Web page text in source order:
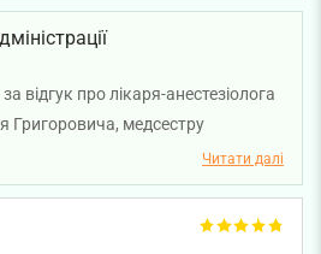
відгук про лікаря-анестезіолога
Григоровича, медсестру
Дмитра Павловича. Щиро
здоров’я!
Читати далі